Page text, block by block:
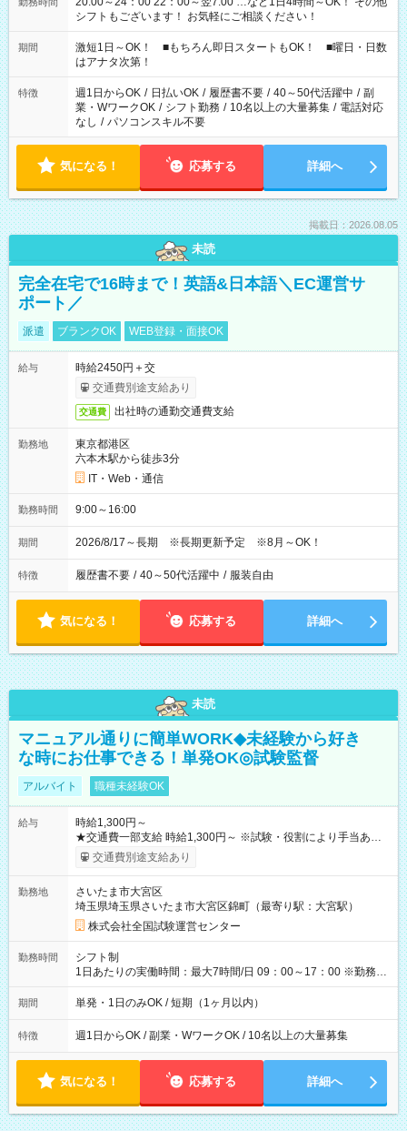
シフトもございます！ お気軽にご相談ください！
期間
激短1日～OK！ ■もちろん即日スタートもOK！ ■曜日・日数
はアナタ次第！
特徴 週1日からOK / 日払いOK / 履歴書不要 / 40～50代活躍中 / 副
業・WワークOK / シフト勤務 / 10名以上の大量募集 / 電話対応
なし / パソコンスキル不要
気になる！ 応募する 詳細へ
掲載日：2026.08.05
未読
完全在宅で16時まで！英語&日本語＼EC運営サ
ポート／
派遣 ブランクOK WEB登録・面接OK
給与
時給2450円＋交
交通費別途支給あり
交通費 出社時の通勤交通費支給
勤務地
東京都港区
六本木駅から徒歩3分
IT・Web・通信
勤務時間 9:00～16:00
期間 2026/8/17～長期 ※長期更新予定 ※8月～OK！
特徴 履歴書不要 / 40～50代活躍中 / 服装自由
気になる！ 応募する 詳細へ
未読
マニュアル通りに簡単WORK◆未経験から好き
な時にお仕事できる！単発OK◎試験監督
アルバイト 職種未経験OK
給与
時給1,300円～
★交通費一部支給 時給1,300円～ ※試験・役割により手当あり
※勤務回数により昇給あり 【即給（前払い）オプションあ
り！】 希望される場合、勤務から1週間ほどで給与の一部を受け
例】 ・河合塾模擬試験 8:30～17:30（休憩1時間） 時給1,300円
×8時間＝日収10,400円＋交通費 ※当日の役割により時給＋100
円の場合あり ・国家試験 7:00～13:30（休憩なし） 時給1,300
円（役割手当＋100円）×6時間＝日収8,400円＋交通費 【試用期
間】試用期間なし
交通費別途支給あり
勤務地
さいたま市大宮区
埼玉県埼玉県さいたま市大宮区錦町（最寄り駅：大宮駅）
株式会社全国試験運営センター
勤務時間
シフト制
1日あたりの実働時間：最大7時間/日 09：00～17：00 ※勤務時
間は 試験により異なります。
期間 単発・1日のみOK / 短期（1ヶ月以内）
特徴 週1日からOK / 副業・WワークOK / 10名以上の大量募集
気になる！ 応募する 詳細へ